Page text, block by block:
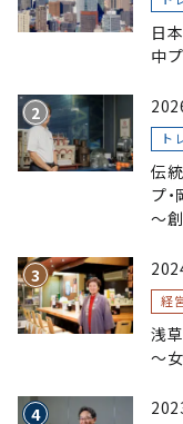
日
中
ト
伝
プ
～
略～
経
浅
〜